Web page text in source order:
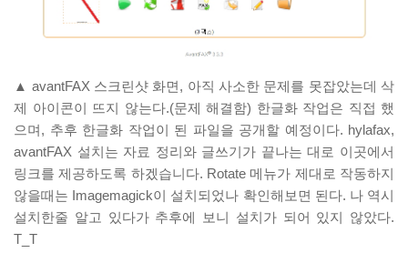
▲ avantFAX 스크린샷 화면, 아직 사소한 문제를 못잡았는데 삭
제 아이콘이 뜨지 않는다.(문제 해결함) 한글화 작업은 직접 했
으며, 추후 한글화 작업이 된 파일을 공개할 예정이다. hylafax,
avantFAX 설치는 자료 정리와 글쓰기가 끝나는 대로 이곳에서
링크를 제공하도록 하겠습니다. Rotate 메뉴가 제대로 작동하지
않을때는 Imagemagick이 설치되었나 확인해보면 된다. 나 역시
설치한줄 알고 있다가 추후에 보니 설치가 되어 있지 않았다.
T_T